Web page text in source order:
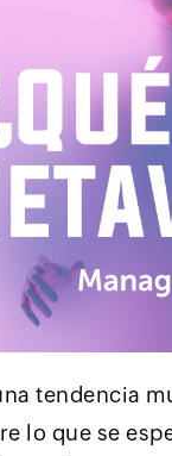
tendencia
lo que se